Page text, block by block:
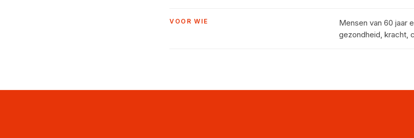
VOOR WIE
Mensen van 60 jaar
gezondheid, kracht,